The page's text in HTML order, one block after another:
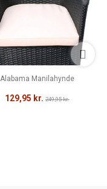
Alabama Manilahynde
129,95 kr. 249,95 kr.